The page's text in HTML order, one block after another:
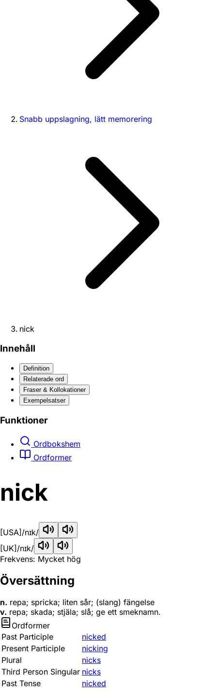
Snabb uppslagning, lätt memorering
nick
Innehåll
Definition
Relaterade ord
Fraser & Kollokationer
Exempelsatser
Funktioner
Ordbokshem
Ordformer
nick
[USA] /nɪk/
[UK] /nɪk/
Frekvens: Mycket hög
Översättning
n. repa; spricka; liten sår; (slang) fängelse
v. repa; skada; stjäla; slå; ge ett smeknamn.
Ordformer
Past Participle
nicked
Present Participle
nicking
Plural
nicks
Third Person Singular nicks
Past Tense
nicked